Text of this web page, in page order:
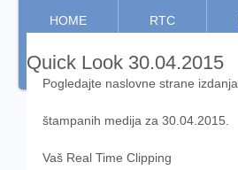
HOME RTC
Quick Look 30.04.2015
Pogledajte naslovne strane izdanja
štampanih medija za 30.04.2015.
Vaš Real Time Clipping